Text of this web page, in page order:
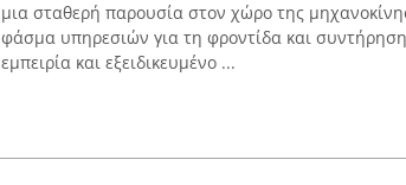
μια σταθερή παρουσία στον χώρο της
φάσμα υπηρεσιών για τη φροντίδα και
εμπειρία και εξειδικευμένο ...